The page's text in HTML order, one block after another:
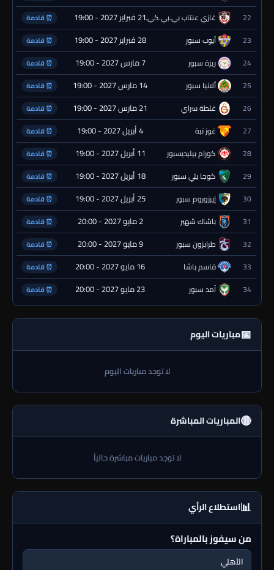
22 غازي عنتاب بي.بي.كي.21 فبراير 2027 - 19:00 ⏰ قادمة
23 أيوب سبور 28 فبراير 2027 - 19:00 ⏰ قادمة
24 ريزة سبور 7 مارس 2027 - 19:00 ⏰ قادمة
25 ألانيا سبور 14 مارس 2027 - 19:00 ⏰ قادمة
26 غلطة سراي 21 مارس 2027 - 19:00 ⏰ قادمة
27 غوز تبة 4 أبريل 2027 - 19:00 ⏰ قادمة
28 كورام بيليديسبور 11 أبريل 2027 - 19:00 ⏰ قادمة
29 كوجا يلي سبور 18 أبريل 2027 - 19:00 ⏰ قادمة
30 إيرزوروم سبور 25 أبريل 2027 - 19:00 ⏰ قادمة
31 باشاك شهير 2 مايو 2027 - 20:00 ⏰ قادمة
32 طرابزون سبور 9 مايو 2027 - 20:00 ⏰ قادمة
33 قاسم باشا 16 مايو 2027 - 20:00 ⏰ قادمة
34 آمد سبور 23 مايو 2027 - 20:00 ⏰ قادمة
📅مباريات اليوم
لا توجد مباريات اليوم
🔴المباريات المباشرة
لا توجد مباريات مباشرة حالياً
📊استطلاع الرأي
من سيفوز بالمباراة؟
الأهلي